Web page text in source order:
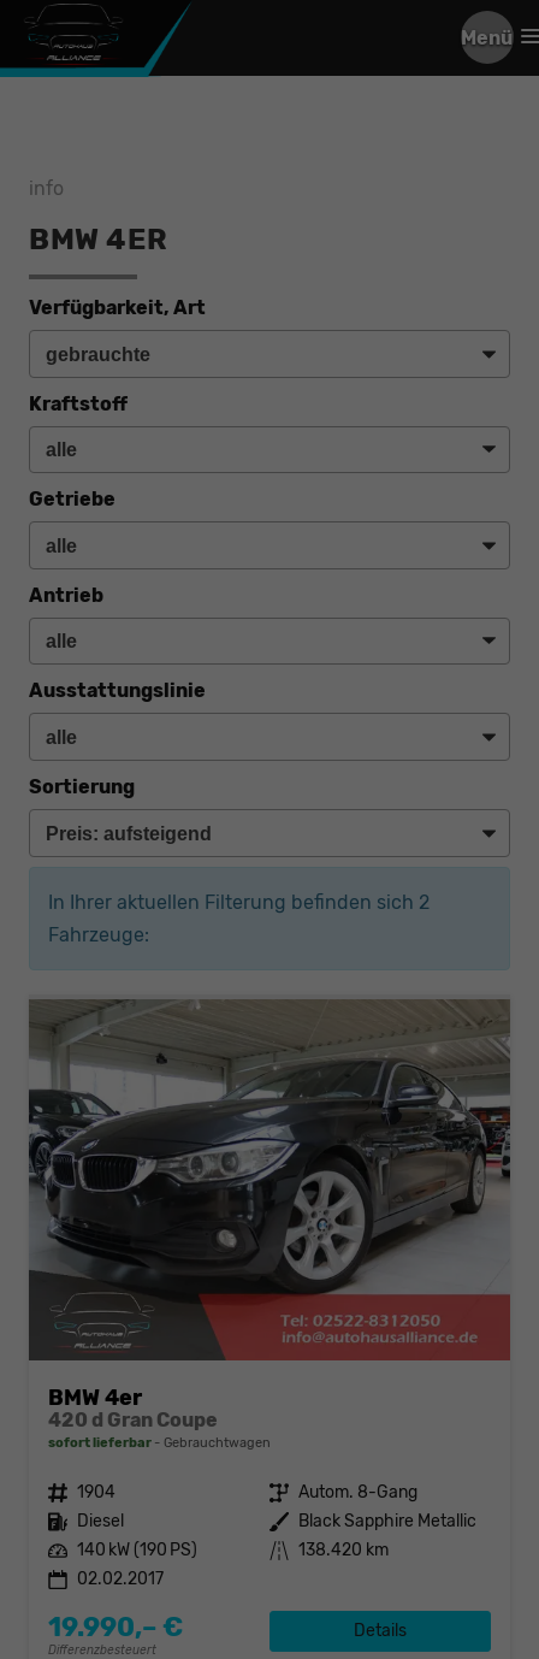
Menü
info
BMW 4ER
Verfügbarkeit, Art
Kraftstoff
Getriebe
Antrieb
Ausstattungslinie
Sortierung
In Ihrer aktuellen Filterung befinden sich 2
Fahrzeuge:
BMW 4er
420 d Gran Coupe
sofort lieferbar Gebrauchtwagen
Fahrzeugnr. 1904 Getriebe Autom. 8-Gang
Kraftstoff Diesel Außenfarbe Black Sapphire Metallic
Leistung 140 kW (190 PS) Kilometerstand 138.420 km
02.02.2017
19.990,– €
Differenzbesteuert
Details